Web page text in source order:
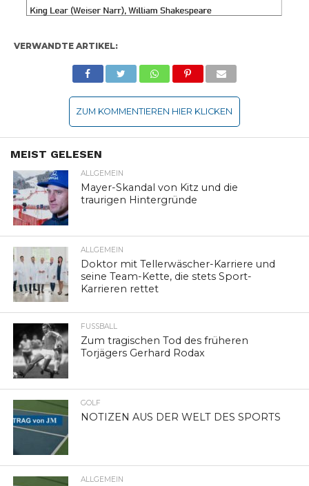
VERWANDTE ARTIKEL:
ZUM KOMMENTIEREN HIER KLICKEN
MEIST GELESEN
ALLGEMEIN
Mayer-Skandal von Kitz und die
traurigen Hintergründe
ALLGEMEIN
Doktor mit Tellerwäscher-Karriere und
seine Team-Kette, die stets Sport-
Karrieren rettet
FUSSBALL
Zum tragischen Tod des früheren
Torjägers Gerhard Rodax
GOLF
NOTIZEN AUS DER WELT DES SPORTS
ALLGEMEIN